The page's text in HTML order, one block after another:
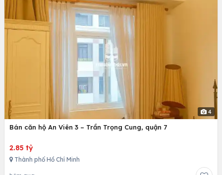
4
Bán căn hộ An Viên 3 – Trần Trọng Cung, quận 7
2.85 tỷ
Thành phố Hồ Chí Minh